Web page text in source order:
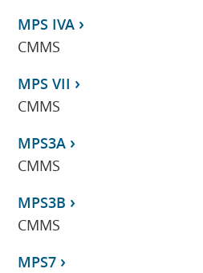
MPS IVA
CMMS
MPS VII
CMMS
MPS3A
CMMS
MPS3B
CMMS
MPS7